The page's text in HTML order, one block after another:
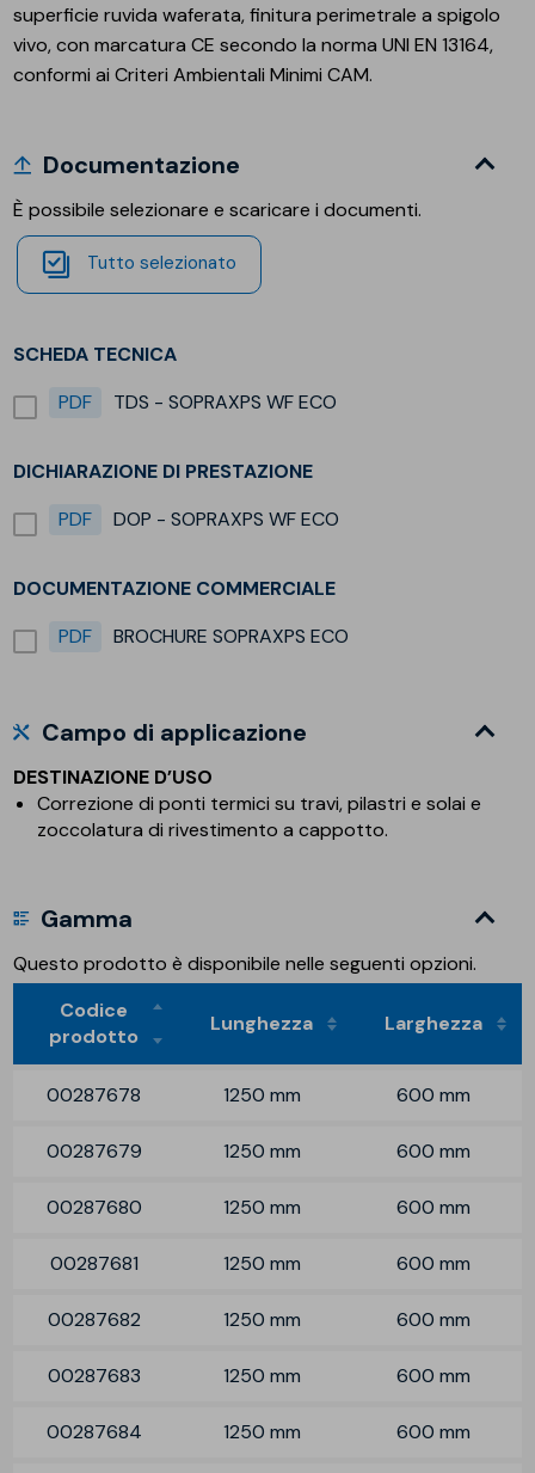
superficie ruvida waferata, finitura perimetrale a spigolo
vivo, con marcatura CE secondo la norma UNI EN 13164,
conformi ai Criteri Ambientali Minimi CAM.
Documentazione
È possibile selezionare e scaricare i documenti.
Tutto selezionato
SCHEDA TECNICA
PDF
TDS - SOPRAXPS WF ECO
DICHIARAZIONE DI PRESTAZIONE
PDF
DOP - SOPRAXPS WF ECO
DOCUMENTAZIONE COMMERCIALE
PDF
BROCHURE SOPRAXPS ECO
Campo di applicazione
DESTINAZIONE D’USO
Correzione di ponti termici su travi, pilastri e solai e
zoccolatura di rivestimento a cappotto.
Gamma
Questo prodotto è disponibile nelle seguenti opzioni.
Codice
prodotto
Lunghezza Larghezza
00287678 1250 mm 600 mm
00287679 1250 mm 600 mm
00287680 1250 mm 600 mm
00287681 1250 mm 600 mm
00287682 1250 mm 600 mm
00287683 1250 mm 600 mm
00287684 1250 mm 600 mm